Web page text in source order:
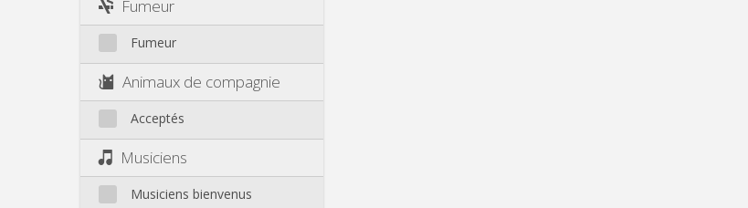
Fumeur
Fumeur
Animaux de compagnie
Acceptés
Musiciens
Musiciens bienvenus